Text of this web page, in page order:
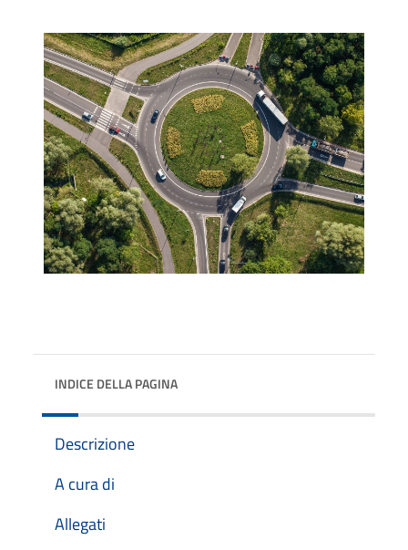
INDICE DELLA PAGINA
Descrizione
A cura di
Allegati